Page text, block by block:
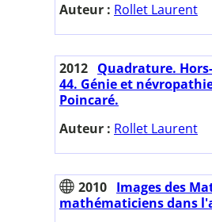
Auteur : Rollet Laurent
2012 Quadrature.
44. Génie et
Poincaré.
Auteur : Rollet Laurent
2010 Images des
mathématiciens dans